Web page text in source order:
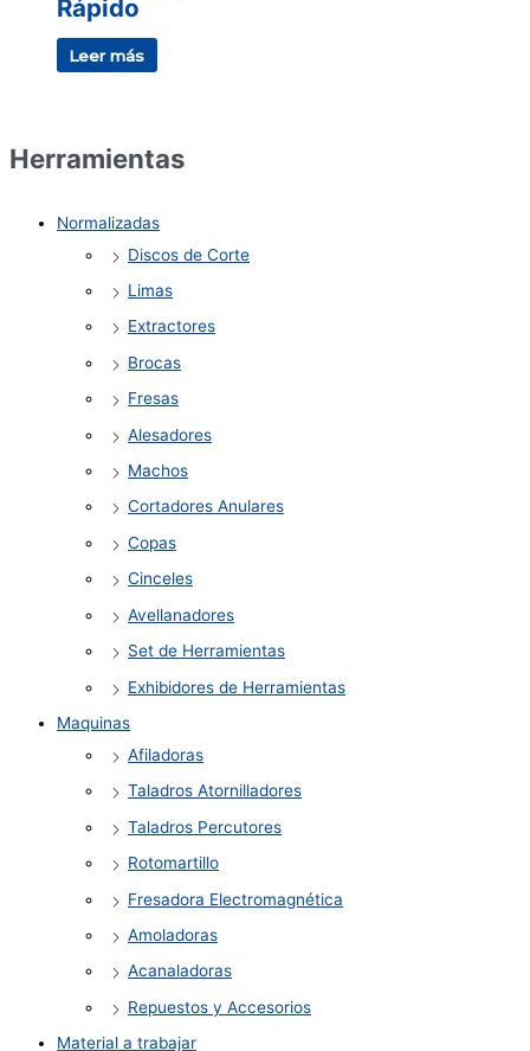
Rápido
Leer más
Herramientas
Normalizadas
Discos de Corte
Limas
Extractores
Brocas
Fresas
Alesadores
Machos
Cortadores Anulares
Copas
Cinceles
Avellanadores
Set de Herramientas
Exhibidores de Herramientas
Maquinas
Afiladoras
Taladros Atornilladores
Taladros Percutores
Rotomartillo
Fresadora Electromagnética
Amoladoras
Acanaladoras
Repuestos y Accesorios
Material a trabajar